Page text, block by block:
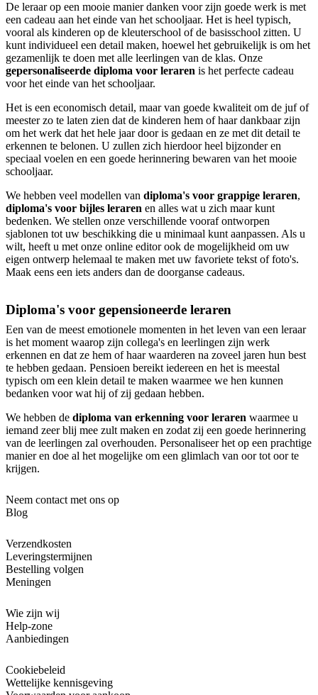
De leraar op een mooie manier danken voor zijn goede werk is met
een cadeau aan het einde van het schooljaar. Het is heel typisch,
vooral als kinderen op de kleuterschool of de basisschool zitten. U
kunt individueel een detail maken, hoewel het gebruikelijk is om het
gezamenlijk te doen met alle leerlingen van de klas. Onze
gepersonaliseerde diploma voor leraren is het perfecte cadeau
voor het einde van het schooljaar.
Het is een economisch detail, maar van goede kwaliteit om de juf of
meester zo te laten zien dat de kinderen hem of haar dankbaar zijn
om het werk dat het hele jaar door is gedaan en ze met dit detail te
erkennen te belonen. U zullen zich hierdoor heel bijzonder en
speciaal voelen en een goede herinnering bewaren van het mooie
schooljaar.
We hebben veel modellen van diploma's voor grappige leraren,
diploma's voor bijles leraren en alles wat u zich maar kunt
bedenken. We stellen onze verschillende vooraf ontworpen
sjablonen tot uw beschikking die u minimaal kunt aanpassen. Als u
wilt, heeft u met onze online editor ook de mogelijkheid om uw
eigen ontwerp helemaal te maken met uw favoriete tekst of foto's.
Maak eens een iets anders dan de doorganse cadeaus.
Diploma's voor gepensioneerde leraren
Een van de meest emotionele momenten in het leven van een leraar
is het moment waarop zijn collega's en leerlingen zijn werk
erkennen en dat ze hem of haar waarderen na zoveel jaren hun best
te hebben gedaan. Pensioen bereikt iedereen en het is meestal
typisch om een ​​klein detail te maken waarmee we hen kunnen
bedanken voor wat hij of zij gedaan hebben.
We hebben de diploma van erkenning voor leraren waarmee u
iemand zeer blij mee zult maken en zodat zij een goede herinnering
van de leerlingen zal overhouden. Personaliseer het op een prachtige
manier en doe al het mogelijke om een ​​glimlach van oor tot oor te
krijgen.
Neem contact met ons op
Blog
Verzendkosten
Leveringstermijnen
Bestelling volgen
Meningen
Wie zijn wij
Help-zone
Aanbiedingen
Cookiebeleid
Wettelijke kennisgeving